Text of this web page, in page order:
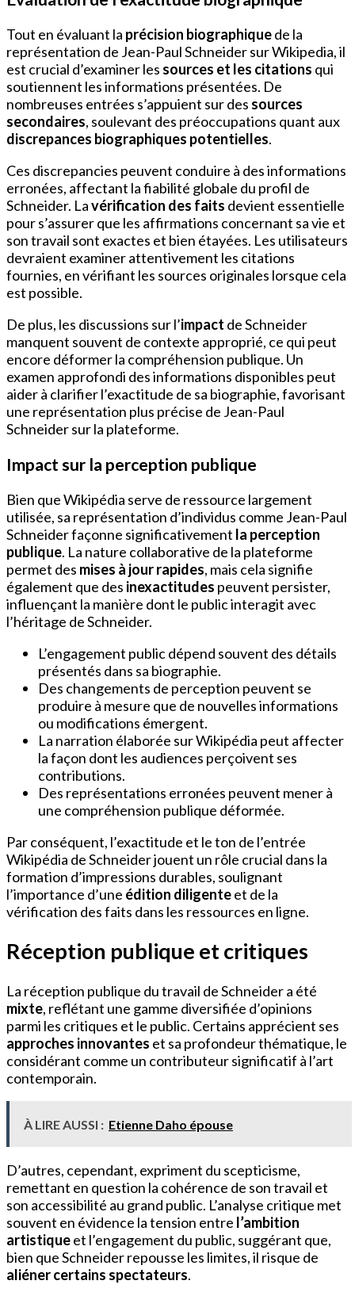
Tout en évaluant la précision biographiquede la
représentation de Jean-Paul Schneider sur Wikipedia, il
est crucial d’examiner les sources et les citations qui
soutiennent les informations présentées. De
nombreuses entrées s’appuient sur des sources
secondaires, soulevant des préoccupations quant aux
discrepances biographiques potentielles.
Ces discrepancies peuvent conduire à des informations
erronées, affectant la fiabilité globale du profil de
Schneider. Lavérification des faits devient essentielle
pour s’assurer que les affirmations concernant sa vie et
son travail sont exactes et bien étayées. Les utilisateurs
devraient examiner attentivement les citations
fournies, en vérifiant les sources originales lorsque cela
est possible.
De plus, les discussions sur l’impact de Schneider
manquent souvent de contexte approprié, ce qui peut
encore déformer la compréhension publique. Un
examen approfondi des informations disponibles peut
aider à clarifier l’exactitude de sa biographie, favorisant
une représentation plus précise de Jean-Paul
Schneider sur la plateforme.
Impact sur la perception publique
Bien que Wikipédia serve de ressource largement
utilisée, sa représentation d’individus comme Jean-Paul
Schneider façonne significativement la perception
publique. La nature collaborative de la plateforme
permet des mises à jour rapides, mais cela signifie
également que des inexactitudes peuvent persister,
influençant la manière dont le public interagit avec
l’héritage de Schneider.
L’engagement public dépend souvent des détails
présentés dans sa biographie.
Des changements de perception peuvent se
produire à mesure que de nouvelles informations
ou modifications émergent.
La narration élaborée sur Wikipédia peut affecter
la façon dont les audiences perçoivent ses
contributions.
Des représentations erronées peuvent mener à
une compréhension publique déformée.
Par conséquent, l’exactitude et le ton de l’entrée
Wikipédia de Schneider jouent un rôle crucial dans la
formation d’impressions durables, soulignant
l’importance d’une édition diligenteet de la
vérification des faits dans les ressources en ligne.
Réception publique et critiques
La réception publique du travail de Schneider a été
mixte, reflétant une gamme diversifiée d’opinions
parmi les critiques et le public. Certains apprécient ses
approches innovantes et sa profondeur thématique, le
considérant comme un contributeur significatif à l’art
contemporain.
À LIRE AUSSI : Etienne Daho épouse
D’autres, cependant, expriment du scepticisme,
remettant en question la cohérence de son travail et
son accessibilité au grand public. L’analyse critique met
souvent en évidence la tension entre l’ambition
artistiqueet l’engagement du public, suggérant que,
bien que Schneider repousse les limites, il risque de
aliéner certains spectateurs.